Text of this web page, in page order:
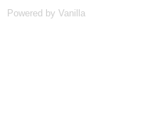
Powered by Vanilla